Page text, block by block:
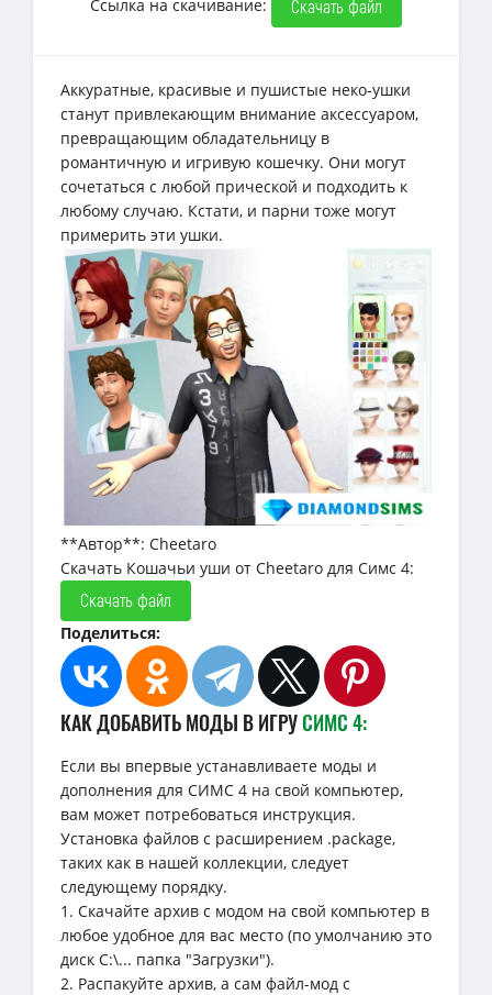
Ссылка на скачивание: Скачать файл
Аккуратные, красивые и пушистые неко-ушки
станут привлекающим внимание аксессуаром,
превращающим обладательницу в
романтичную и игривую кошечку. Они могут
сочетаться с любой прической и подходить к
любому случаю. Кстати, и парни тоже могут
примерить эти ушки.
**Автор**: Cheetaro
Скачать Кошачьи уши от Cheetaro для Симс 4:
Скачать файл
Поделиться:
КАК ДОБАВИТЬ МОДЫ В ИГРУСИМС 4:
Если вы впервые устанавливаете моды и
дополнения для СИМС 4 на свой компьютер,
вам может потребоваться инструкция.
Установка файлов с расширением .package,
таких как в нашей коллекции, следует
следующему порядку.
1. Скачайте архив с модом на свой компьютер в
любое удобное для вас место (по умолчанию это
диск C:\... папка "Загрузки").
2. Распакуйте архив, а сам файл-мод с